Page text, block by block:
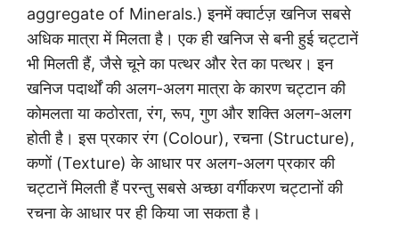
aggregate of Minerals.) इनमें क्वार्टज़ खनिज सबसे
अधिक मात्रा में मिलता है। एक ही खनिज से बनी हुई चट्टानें
भी मिलती हैं, जैसे चूने का पत्थर और रेत का पत्थर। इन
खनिज पदार्थों की अलग-अलग मात्रा के कारण चट्टान की
कोमलता या कठोरता, रंग, रूप, गुण और शक्ति अलग-अलग
होती है। इस प्रकार रंग (Colour), रचना (Structure),
कणों (Texture) के आधार पर अलग-अलग प्रकार की
चट्टानें मिलती हैं परन्तु सबसे अच्छा वर्गीकरण चट्टानों की
रचना के आधार पर ही किया जा सकता है।